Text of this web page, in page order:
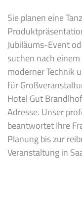
Sie planen eine
Jubiläums-Event
suchen nach
moderner Technik
für
Hotel Gut
Adresse. Unser
beantwortet Ihre
Planung bis zur
Veranstaltung in